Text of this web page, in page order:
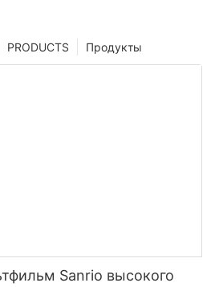
Продукты
PRODUCTS
Sanrio высокого